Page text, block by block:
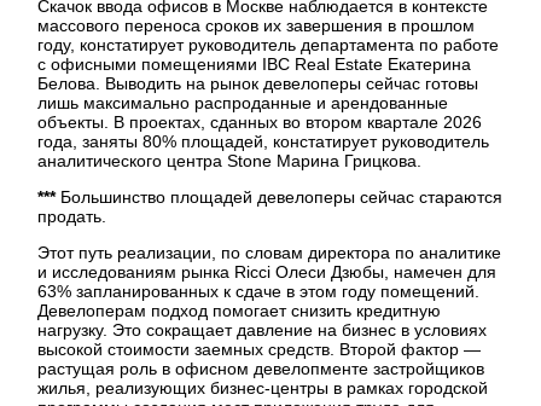
Скачок ввода офисов в Москве наблюдается в контексте
массового переноса сроков их завершения в прошлом
году, констатирует руководитель департамента по работе
с офисными помещениями IBC Real Estate Екатерина
Белова. Выводить на рынок девелоперы сейчас готовы
лишь максимально распроданные и арендованные
объекты. В проектах, сданных во втором квартале 2026
года, заняты 80% площадей, констатирует руководитель
аналитического центра Stone Марина Грицкова.
*** Большинство площадей девелоперы сейчас стараются
продать.
Этот путь реализации, по словам директора по аналитике
и исследованиям рынка Ricci Олеси Дзюбы, намечен для
63% запланированных к сдаче в этом году помещений.
Девелоперам подход помогает снизить кредитную
нагрузку. Это сокращает давление на бизнес в условиях
высокой стоимости заемных средств. Второй фактор —
растущая роль в офисном девелопменте застройщиков
жилья, реализующих бизнес-центры в рамках городской